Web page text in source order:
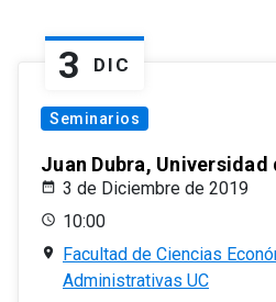
3 DIC
Seminarios
Juan Dubra,
3 de Diciembre de 2019
10:00
Facultad de Ciencias
Administrativas UC